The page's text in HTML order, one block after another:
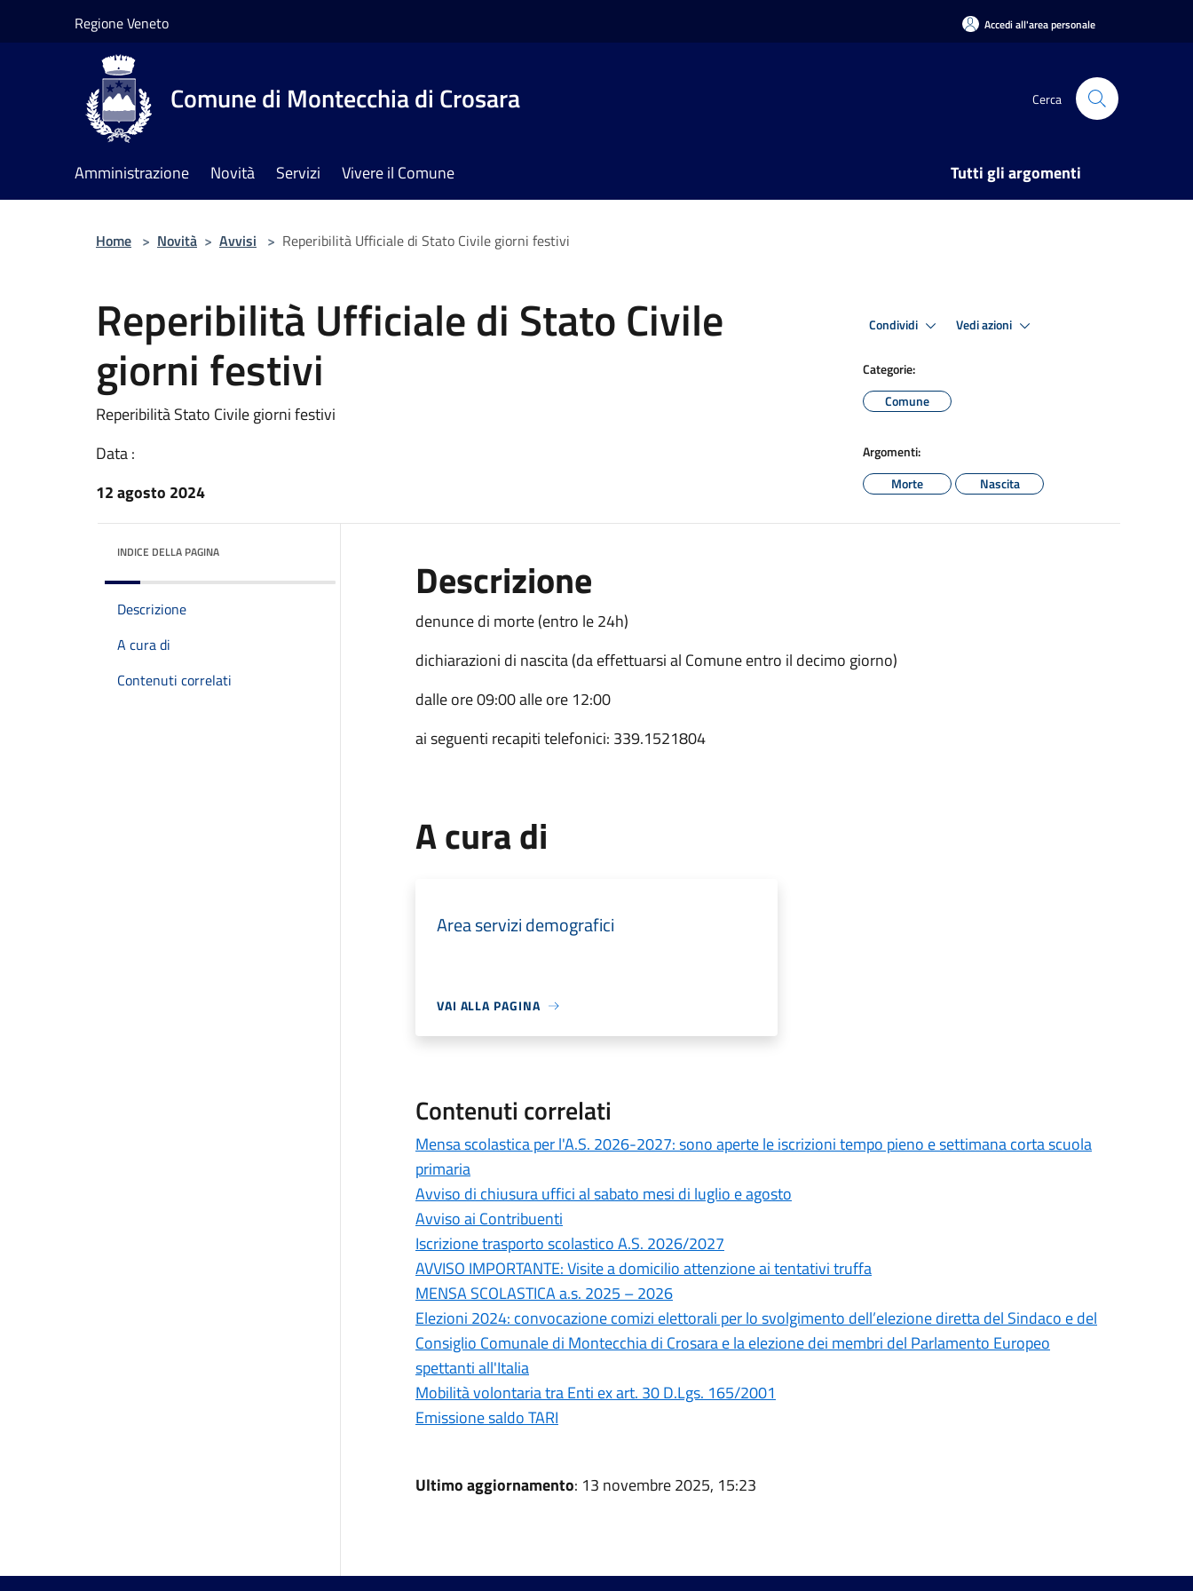
Regione Veneto Accedi all'area personale
Comune di Montecchia di Crosara Cerca
Amministrazione Novità Servizi Vivere il Comune Tutti gli argomenti
Home > Novità > Avvisi > Reperibilità Ufficiale di Stato Civile giorni festivi
Reperibilità Ufficiale di Stato Civile
giorni festivi
Reperibilità Stato Civile giorni festivi
Data :
12 agosto 2024
Condividi Vedi azioni
Categorie:
Comune
Argomenti:
Morte
Nascita
INDICE DELLA PAGINA
Descrizione
A cura di
Contenuti correlati
Descrizione
denunce di morte (entro le 24h)
dichiarazioni di nascita (da effettuarsi al Comune entro il decimo giorno)
dalle ore 09:00 alle ore 12:00
ai seguenti recapiti telefonici: 339.1521804
A cura di
Area servizi demografici
VAI ALLA PAGINA
Contenuti correlati
Mensa scolastica per l'A.S. 2026-2027: sono aperte le iscrizioni tempo pieno e settimana corta scuola
primaria
Avviso di chiusura uffici al sabato mesi di luglio e agosto
Avviso ai Contribuenti
Iscrizione trasporto scolastico A.S. 2026/2027
AVVISO IMPORTANTE: Visite a domicilio attenzione ai tentativi truffa
MENSA SCOLASTICA a.s. 2025 – 2026
Elezioni 2024: convocazione comizi elettorali per lo svolgimento dell’elezione diretta del Sindaco e del
Consiglio Comunale di Montecchia di Crosara e la elezione dei membri del Parlamento Europeo
spettanti all'Italia
Mobilità volontaria tra Enti ex art. 30 D.Lgs. 165/2001
Emissione saldo TARI
Ultimo aggiornamento: 13 novembre 2025, 15:23